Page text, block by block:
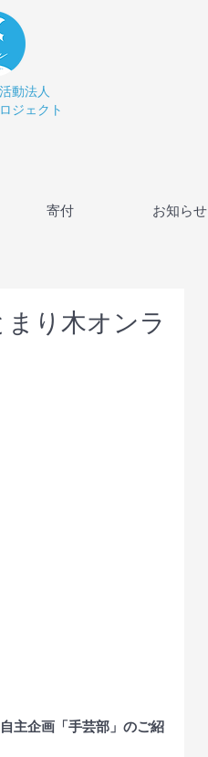
動法人
ジェクト
寄付 お知らせ
り木オンラ
主企画「手芸部」のご紹